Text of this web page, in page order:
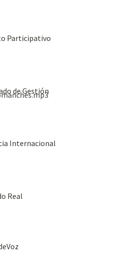
Participativo
de Gestión
Internacional
Real